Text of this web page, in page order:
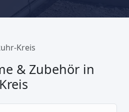
Kreis
& Zubehör in